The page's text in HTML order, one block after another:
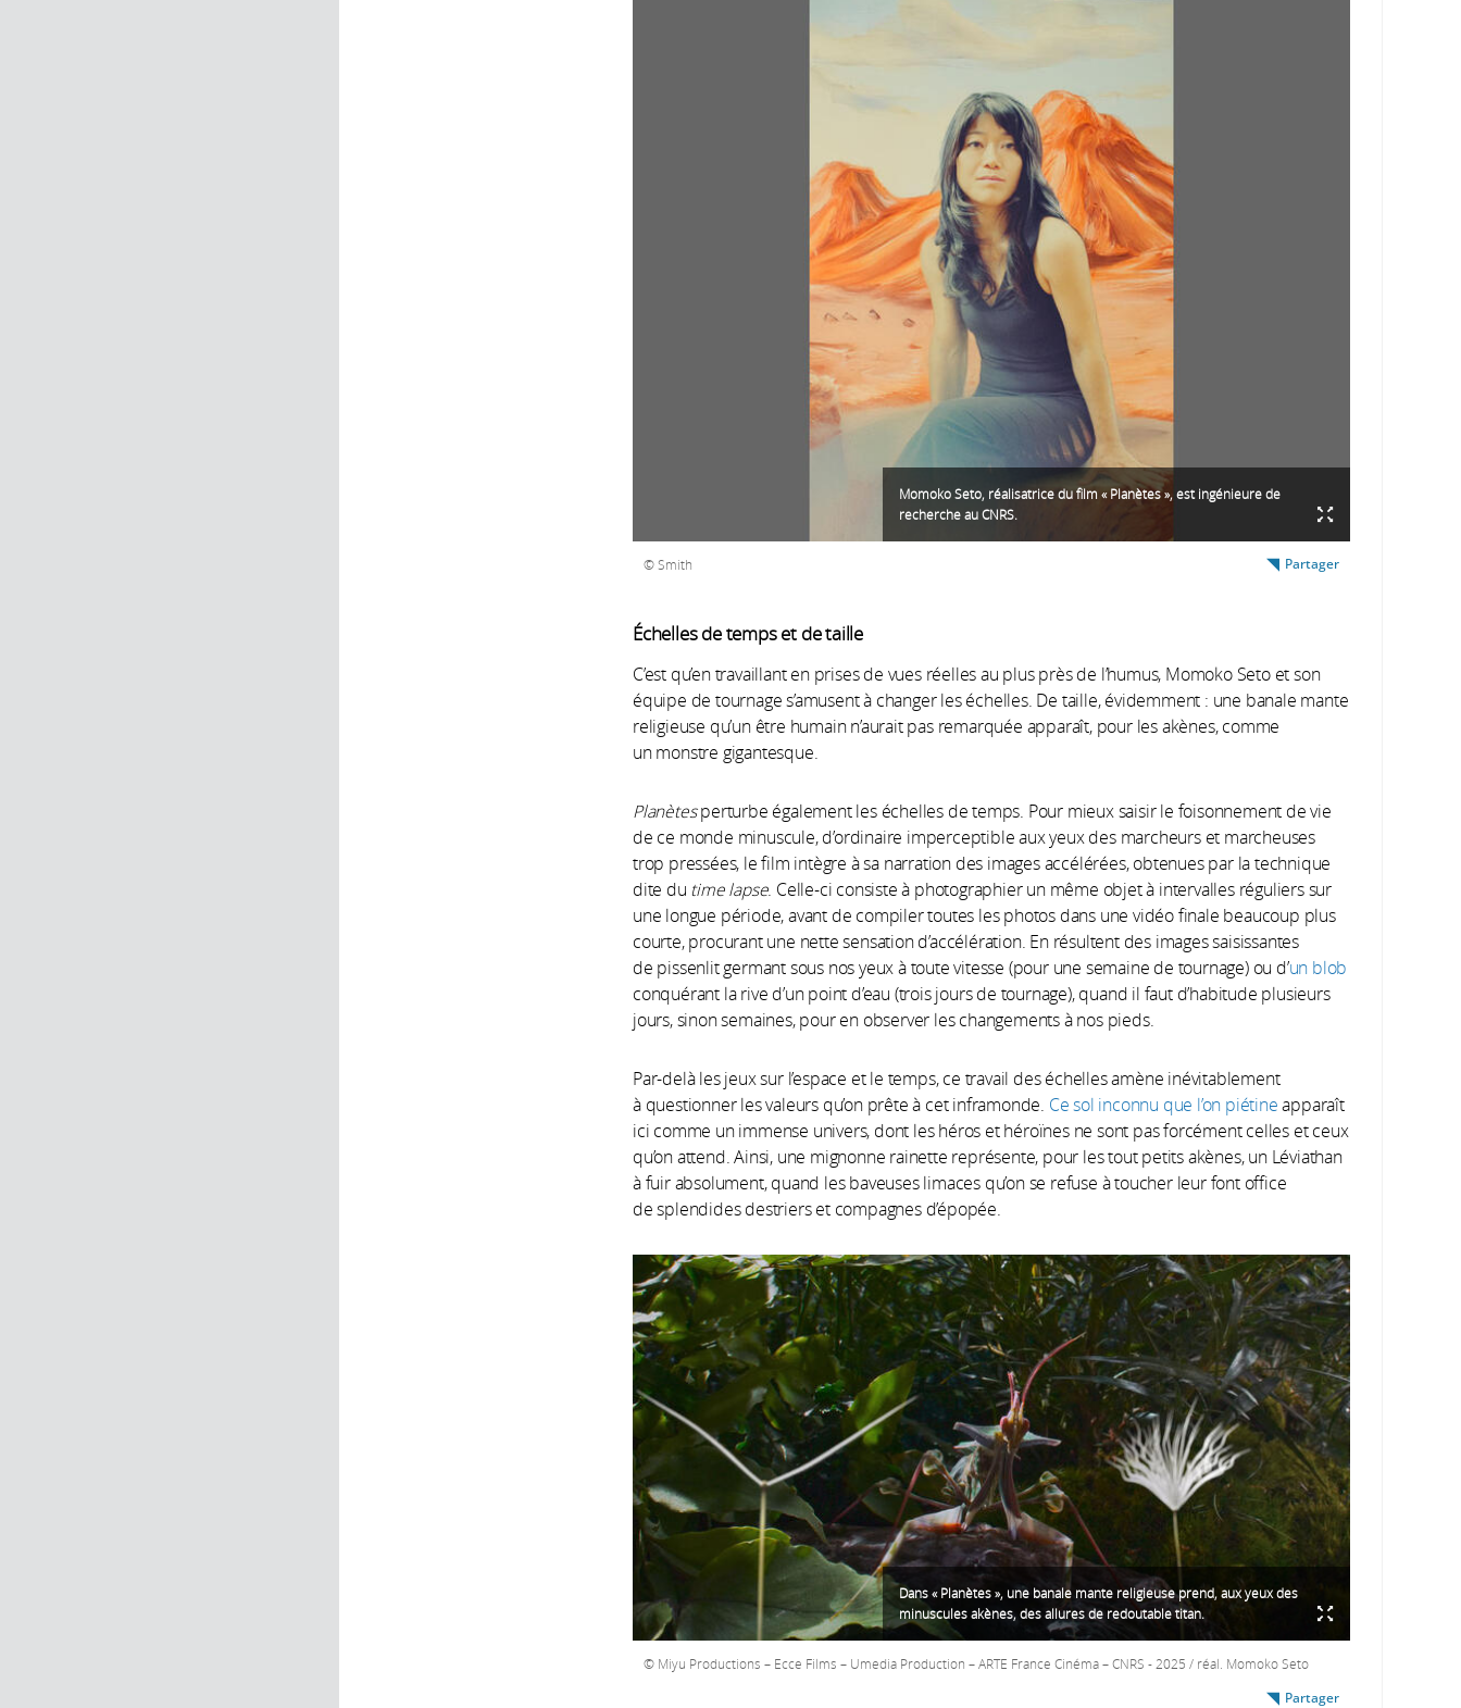
Momoko Seto, réalisatrice du film « Planètes », est ingénieure de
recherche au CNRS.
Smith Partager
Échelles de temps et de taille
C’est qu’en travaillant en prises de vues réelles au plus près de l’humus, Momoko Seto et son
équipe de tournage s’amusent à changer les échelles. De taille, évidemment : une banale mante
religieuse qu’un être humain n’aurait pas remarquée apparaît, pour les akènes, comme
un monstre gigantesque.
Planètesperturbe également les échelles de temps. Pour mieux saisir le foisonnement de vie
de ce monde minuscule, d’ordinaire imperceptible aux yeux des marcheurs et marcheuses
trop pressées, le film intègre à sa narration des images accélérées, obtenues par la technique
dite du time lapse. Celle-ci consiste à photographier un même objet à intervalles réguliers sur
une longue période, avant de compiler toutes les photos dans une vidéo finale beaucoup plus
courte, procurant une nette sensation d’accélération. En résultent des images saisissantes
de pissenlit germant sous nos yeux à toute vitesse (pour une semaine de tournage) ou d’un blob
conquérant la rive d’un point d’eau (trois jours de tournage), quand il faut d’habitude plusieurs
jours, sinon semaines, pour en observer les changements à nos pieds.
Par-delà les jeux sur l’espace et le temps, ce travail des échelles amène inévitablement
à questionner les valeurs qu’on prête à cet inframonde. Ce sol inconnu que l’on piétine apparaît
ici comme un immense univers, dont les héros et héroïnes ne sont pas forcément celles et ceux
qu’on attend. Ainsi, une mignonne rainette représente, pour les tout petits akènes, un Léviathan
à fuir absolument, quand les baveuses limaces qu’on se refuse à toucher leur font office
de splendides destriers et compagnes d’épopée.
Dans « Planètes », une banale mante religieuse prend, aux yeux des
minuscules akènes, des allures de redoutable titan.
Miyu Productions – Ecce Films – Umedia Production – ARTE France Cinéma – CNRS - 2025 / réal. Momoko Seto
Partager